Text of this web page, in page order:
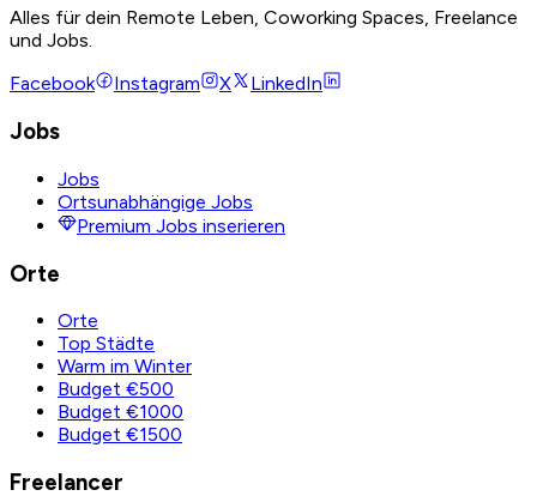
Alles für dein Remote Leben, Coworking Spaces, Freelance
und Jobs.
Facebook
Instagram X LinkedIn
Jobs
Jobs
Ortsunabhängige Jobs
Premium Jobs inserieren
Orte
Orte
Top Städte
Warm im Winter
Budget €500
Budget €1000
Budget €1500
Freelancer